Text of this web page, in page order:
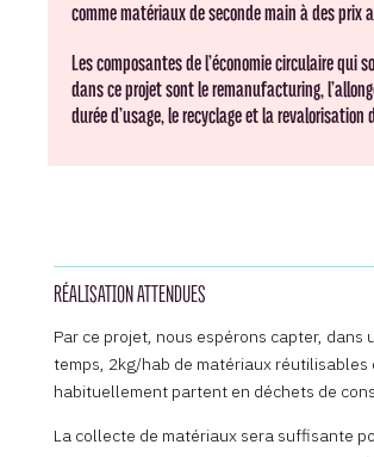
comme matériaux de seconde main à des
Les composantes de l’économie circulaire qui
dans ce projet sont le remanufacturing,
durée d’usage, le recyclage et la revalorisation
RÉALISATION ATTENDUES
Par ce projet, nous espérons capter, dans
temps, 2kg/hab de matériaux réutilisables
habituellement partent en déchets de
La collecte de matériaux sera suffisante